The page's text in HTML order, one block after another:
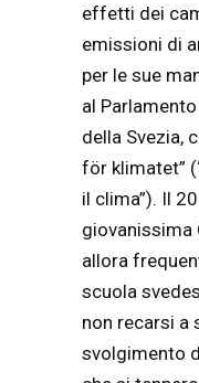
effetti dei
emissioni di
per le sue
al
della Svezia,
för klimatet”
il clima”). Il
giovanissima
allora
scuola
non recarsi a
svolgimento